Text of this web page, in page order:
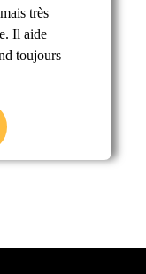
très
Il aide
toujours